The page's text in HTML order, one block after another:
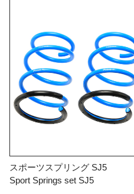
スポーツスプリング SJ5
Sport Springs set SJ5